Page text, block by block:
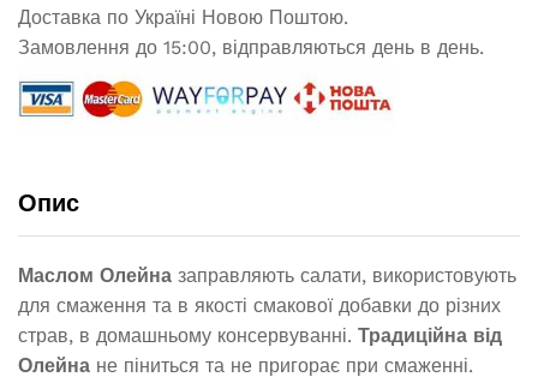
Доставка по Україні Новою Поштою.
Замовлення до 15:00, відправляються день в день.
Опис
Маслом Олейна заправляють салати, використовують
для смаження та в якості смакової добавки до різних
страв, в домашньому консервуванні. Традиційна від
Олейна не піниться та не пригорає при смаженні.